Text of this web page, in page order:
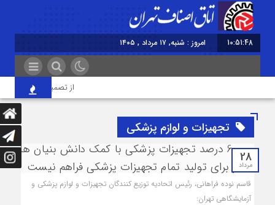
10:51:48 امروز : شنبه, ۱۷ مرداد , ۱۴۰۵
از تصمیم‌سازی تا
تجهیزات و لوازم پزشکی
28
مرداد
قاسم نوده فراهانی، رئیس اتحادیه توزیع کنندگان تجهیزات و لوازم پزشکی و
آزمایشگاهی تهران: